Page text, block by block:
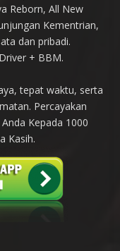
Reborn, All New
Kementrian,
dan pribadi.
+ BBM.
tepat waktu, serta
Percayakan
Kepada 1000
Kasih.